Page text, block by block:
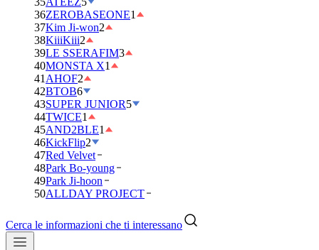
36ZEROBASEONE1
37Kim Ji-won2
38KiiiKiii2
39LE SSERAFIM3
40MONSTA X1
41 AHOF2
42BTOB6
43SUPER JUNIOR5
44TWICE1
45AND2BLE1
46KickFlip2
47Red Velvet
48Park Bo-young
49Park Ji-hoon
50ALLDAY PROJECT
Cerca le informazioni che ti interessano